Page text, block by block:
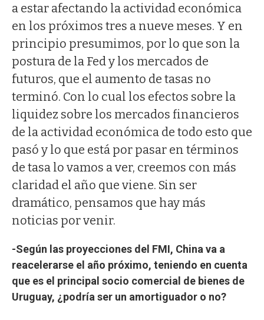
a estar afectando la actividad económica
en los próximos tres a nueve meses. Y en
principio presumimos, por lo que son la
postura de la Fed y los mercados de
futuros, que el aumento de tasas no
terminó. Con lo cual los efectos sobre la
liquidez sobre los mercados financieros
de la actividad económica de todo esto que
pasó y lo que está por pasar en términos
de tasa lo vamos a ver, creemos con más
claridad el año que viene. Sin ser
dramático, pensamos que hay más
noticias por venir.
-Según las proyecciones del FMI, China va a
reacelerarse el año próximo, teniendo en cuenta
que es el principal socio comercial de bienes de
Uruguay, ¿podría ser un amortiguador o no?